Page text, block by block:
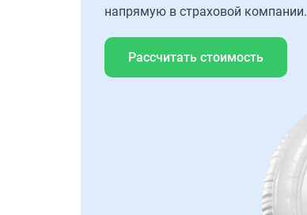
напрямую в страховой компании.
Рассчитать стоимость